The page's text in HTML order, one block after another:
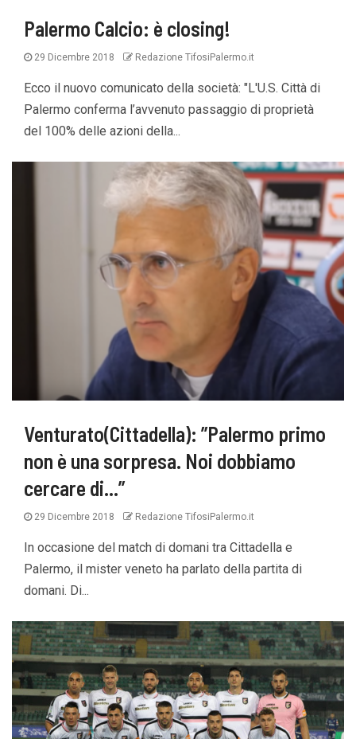
Palermo Calcio: è closing!
29 Dicembre 2018 Redazione TifosiPalermo.it
Ecco il nuovo comunicato della società: "L'U.S. Città di
Palermo conferma l’avvenuto passaggio di proprietà
del 100% delle azioni della...
Venturato(Cittadella): ”Palermo primo
non è una sorpresa. Noi dobbiamo
cercare di…”
29 Dicembre 2018 Redazione TifosiPalermo.it
In occasione del match di domani tra Cittadella e
Palermo, il mister veneto ha parlato della partita di
domani. Di...